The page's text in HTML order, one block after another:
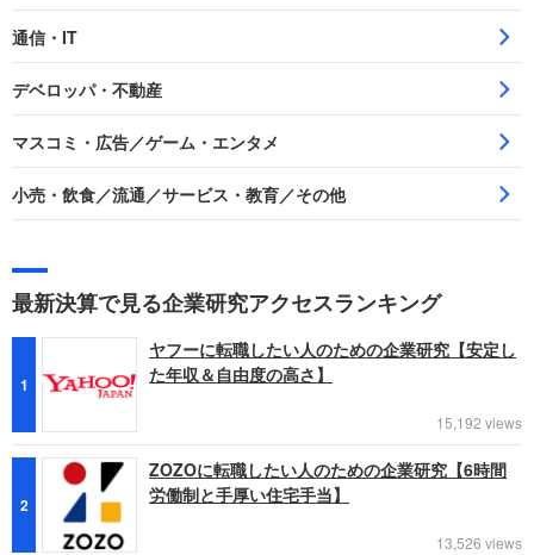
通信・IT
デベロッパ・不動産
マスコミ・広告／ゲーム・エンタメ
小売・飲食／流通／サービス・教育／その他
最新決算で見る企業研究アクセスランキング
1
ヤフーに転職したい人のための企業研究【安定し
た年収＆自由度の高さ】
15,192 views
2
ZOZOに転職したい人のための企業研究【6時間
労働制と手厚い住宅手当】
13,526 views